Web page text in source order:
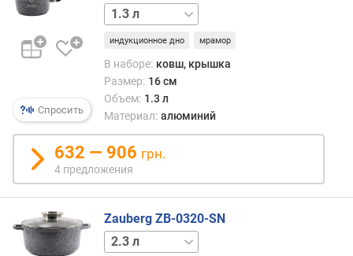
Спросить
1.9 л
индукционное дно мрамор
В наборе: ковш, крышка
Размер: 16 см
Объем: 1.3 л
Материал: алюминий
632 — 906 грн.
4 предложения
Zauberg ZB-0320-SN
1.2 л 3.2 л 5.5 л